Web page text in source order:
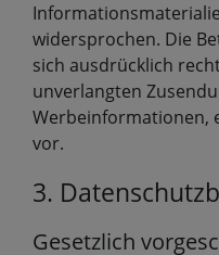
widersprochen. Die
sich ausdrücklich
unverlangten
Werbeinformationen,
vor.
3.
Gesetzlich